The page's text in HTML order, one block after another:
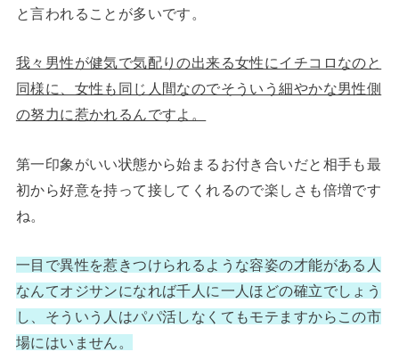
と言われることが多いです。
我々男性が健気で気配りの出来る女性にイチコロなのと
同様に、女性も同じ人間なのでそういう細やかな男性側
の努力に惹かれるんですよ。
第一印象がいい状態から始まるお付き合いだと相手も最
初から好意を持って接してくれるので楽しさも倍増です
ね。
一目で異性を惹きつけられるような容姿の才能がある人
なんてオジサンになれば千人に一人ほどの確立でしょう
し、そういう人はパパ活しなくてもモテますからこの市
場にはいません。